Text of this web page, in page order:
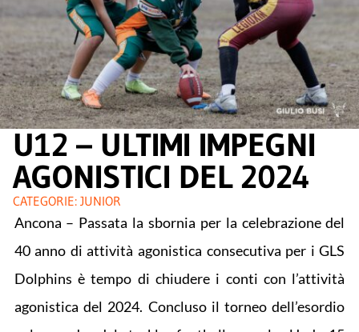
U12 – ULTIMI IMPEGNI
AGONISTICI DEL 2024
CATEGORIE: JUNIOR
Ancona – Passata la sbornia per la celebrazione del
40 anno di attività agonistica consecutiva per i GLS
Dolphins è tempo di chiudere i conti con l’attività
agonistica del 2024. Concluso il torneo dell’esordio